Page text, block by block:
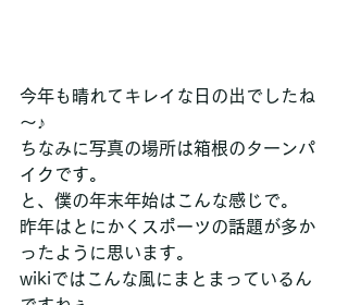
今年も晴れてキレイな日の出でしたね
～♪
ちなみに写真の場所は箱根のターンパ
イクです。
と、僕の年末年始はこんな感じで。
昨年はとにかくスポーツの話題が多か
ったように思います。
wikiではこんな風にまとまっているん